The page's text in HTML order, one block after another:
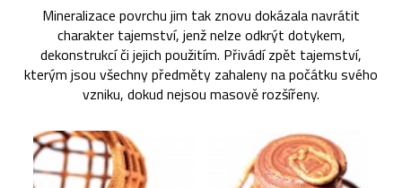
Mineralizace povrchu jim tak znovu dokázala navrátit
charakter tajemství, jenž nelze odkrýt dotykem,
dekonstrukcí či jejich použitím. Přivádí zpět tajemství,
kterým jsou všechny předměty zahaleny na počátku svého
vzniku, dokud nejsou masově rozšířeny.